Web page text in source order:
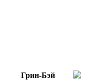
Грин-Бэй